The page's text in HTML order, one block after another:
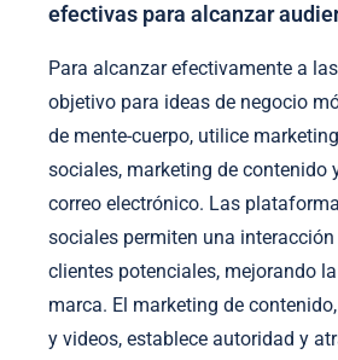
efectivas para alcanzar
Para alcanzar efectivamente a
objetivo para ideas de negocio
de mente-cuerpo, utilice
sociales, marketing de contenido
correo electrónico. Las
sociales permiten una
clientes potenciales, mejorando
marca. El marketing de
y videos, establece autoridad y